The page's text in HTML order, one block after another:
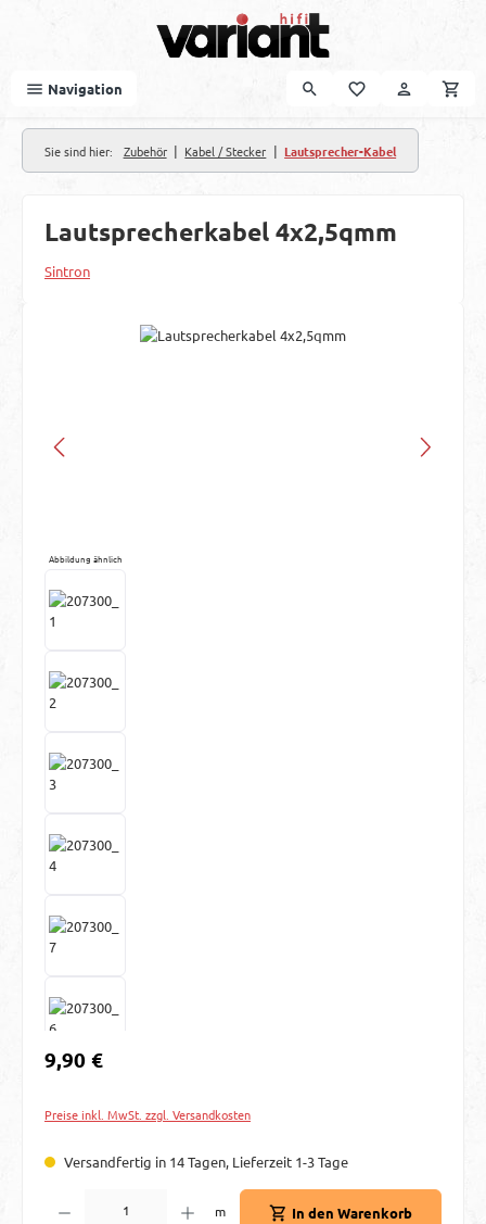
Navigation
Sie sind hier: Zubehör | Kabel / Stecker | Lautsprecher-Kabel
Lautsprecherkabel 4x2,5qmm
Sintron
Bildergalerie überspringen
Abbildung ähnlich
Regulärer Preis:
9,90 €
Preise inkl. MwSt. zzgl. Versandkosten
Versandfertig in 14 Tagen, Lieferzeit 1-3 Tage
Produkt Anzahl: Gib den gewünschten Wert ein oder benutze die Schaltflächen
m
In den Warenkorb